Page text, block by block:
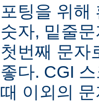
포팅을 위해
숫자, 밑줄
첫번째 문자
좋다. CGI
때 이외의